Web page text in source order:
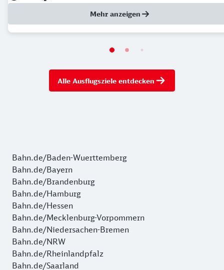
Mehr anzeigen
Alle Ausflugsziele entdecken
Bahn.de/Baden-Wuerttemberg
Bahn.de/Bayern
Bahn.de/Brandenburg
Bahn.de/Hamburg
Bahn.de/Hessen
Bahn.de/Mecklenburg-Vorpommern
Bahn.de/Niedersachen-Bremen
Bahn.de/NRW
Bahn.de/Rheinlandpfalz
Bahn.de/Saarland